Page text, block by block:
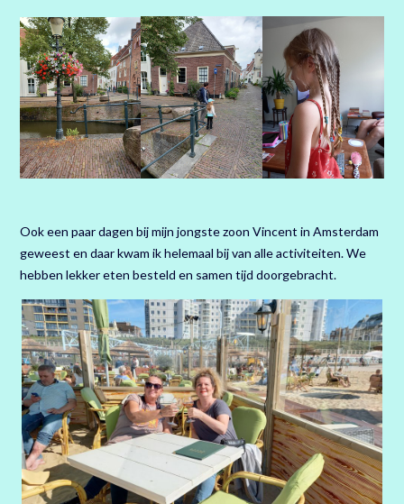
Ook een paar dagen bij mijn jongste zoon Vincent in Amsterdam
geweest en daar kwam ik helemaal bij van alle activiteiten. We
hebben lekker eten besteld en samen tijd doorgebracht.